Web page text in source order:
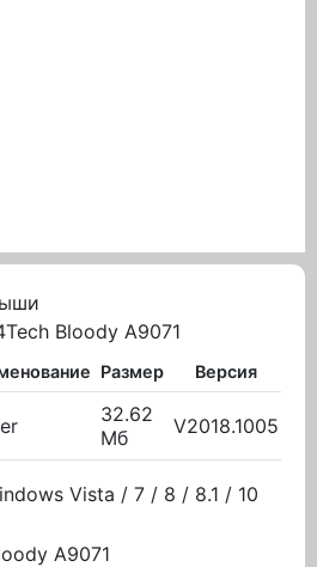
Bloody A9071
Размер Версия
32.62
Мб
V2018.1005
Vista / 7 / 8 / 8.1 / 10
A9071